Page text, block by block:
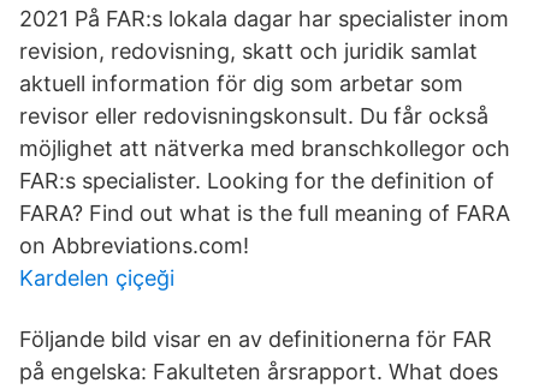
2021 På FAR:s lokala dagar har specialister inom
revision, redovisning, skatt och juridik samlat
aktuell information för dig som arbetar som
revisor eller redovisningskonsult. Du får också
möjlighet att nätverka med branschkollegor och
FAR:s specialister. Looking for the definition of
FARA? Find out what is the full meaning of FARA
on Abbreviations.com!
Kardelen çiçeği
Följande bild visar en av definitionerna för FAR
på engelska: Fakulteten årsrapport. What does